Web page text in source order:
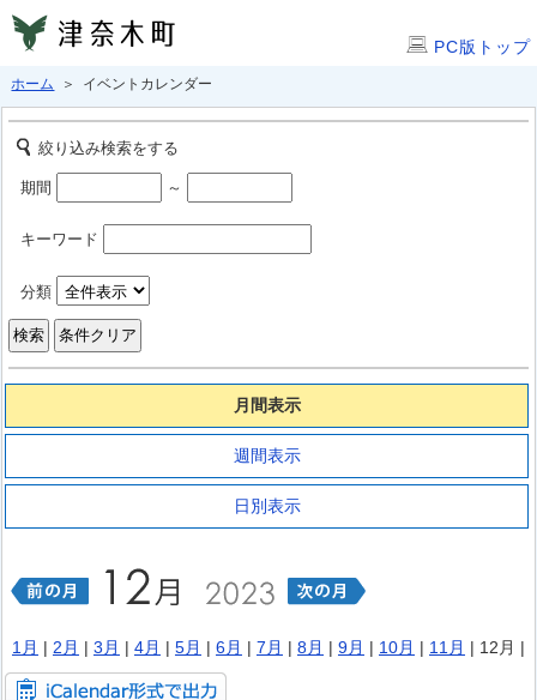
PC版トップ
ホーム ＞ イベントカレンダー
絞り込み検索をする
期間 ～
キーワード
分類
月間表示
週間表示
日別表示
1月 | 2月 | 3月 | 4月 | 5月 | 6月 | 7月 | 8月 | 9月 | 10月 | 11月 | 12月 |